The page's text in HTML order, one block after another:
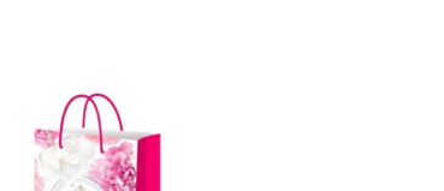
Добавить